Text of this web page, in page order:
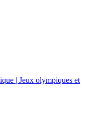
| Jeux olympiques et